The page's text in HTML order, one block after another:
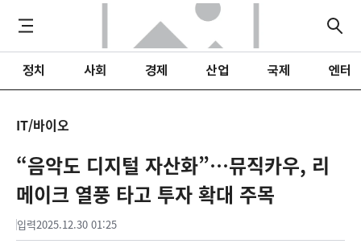
정치 사회 경제 산업 국제 엔터
IT/바이오
“음악도 디지털 자산화”…뮤직카우, 리
메이크 열풍 타고 투자 확대 주목
입력2025.12.30 01:25